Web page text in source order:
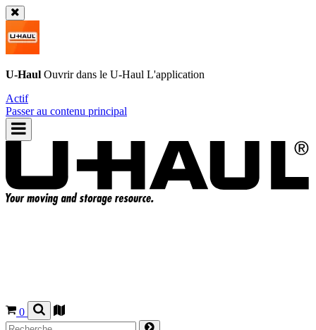
U-Haul Ouvrir dans le U-Haul L'application
Actif
Passer au contenu principal
0